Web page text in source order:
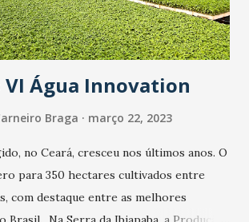
VI Água Innovation
Braga março 22, 2023
no Ceará, cresceu nos últimos anos. O
para 350 hectares cultivados entre
com destaque entre as melhores